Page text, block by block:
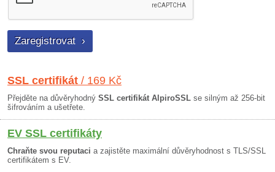
SSL certifikát / 169 Kč
Přejděte na důvěryhodný SSL certifikát AlpiroSSL se silným až 256-bit
šifrováním a ušetřete.
EV SSL certifikáty
Chraňte svou reputaci a zajistěte maximální důvěryhodnost s TLS/SSL
certifikátem s EV.